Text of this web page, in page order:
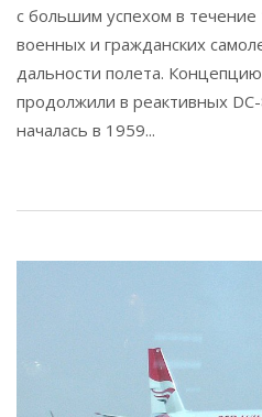
с большим успехом в течение
военных и гражданских
дальности полета.
продолжили в реактивных
началась в 1959...